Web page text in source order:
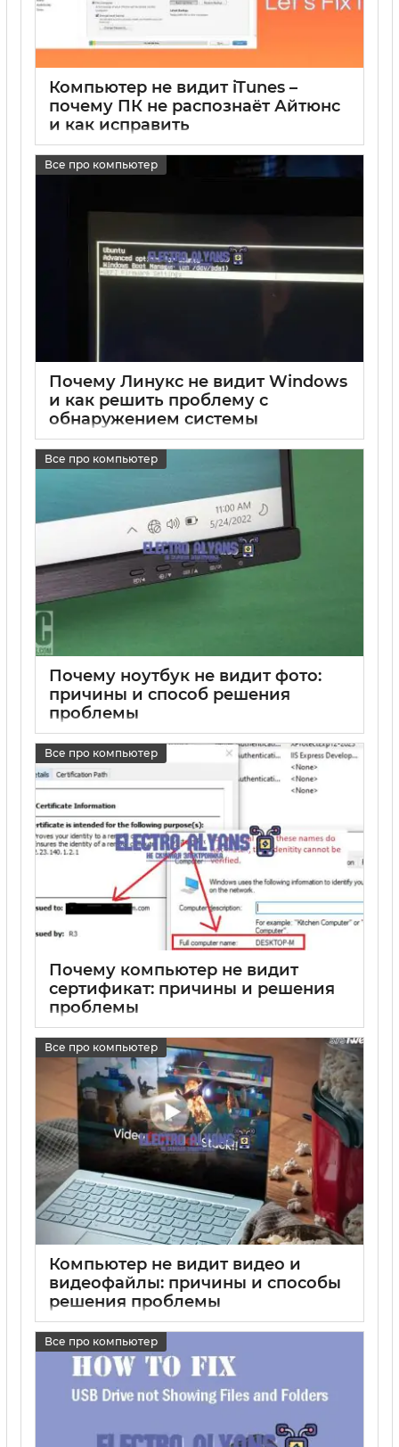
Компьютер не видит iTunes –
почему ПК не распознаёт Айтюнс
и как исправить
Все про компьютер
Почему Линукс не видит Windows
и как решить проблему с
обнаружением системы
Все про компьютер
Почему ноутбук не видит фото:
причины и способ решения
проблемы
Все про компьютер
Почему компьютер не видит
сертификат: причины и решения
проблемы
Все про компьютер
Компьютер не видит видео и
видеофайлы: причины и способы
решения проблемы
Все про компьютер